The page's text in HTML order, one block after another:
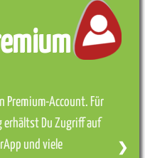
Premium-Account. Für
erhältst Du Zugriff auf
und viele
❯